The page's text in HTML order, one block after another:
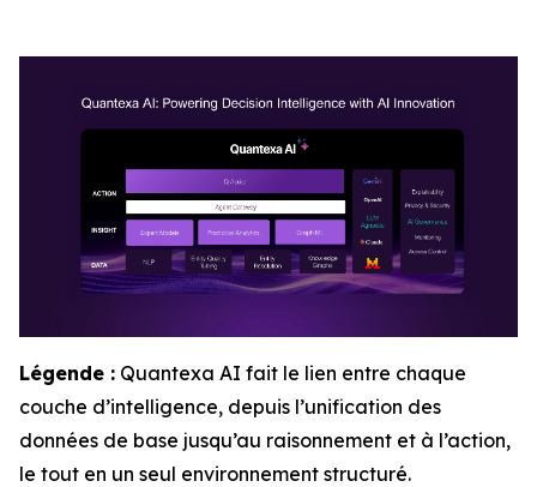
Légende : Quantexa AI fait le lien entre chaque
couche d’intelligence, depuis l’unification des
données de base jusqu’au raisonnement et à l’action,
le tout en un seul environnement structuré.